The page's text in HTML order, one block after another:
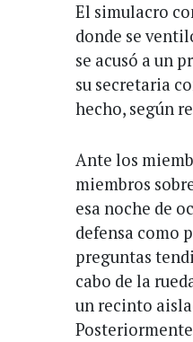
El simulacro
donde se
se acusó a un
su secretaria
hecho, según
Ante los
miembros
esa noche de
defensa como
preguntas
cabo de la
un recinto